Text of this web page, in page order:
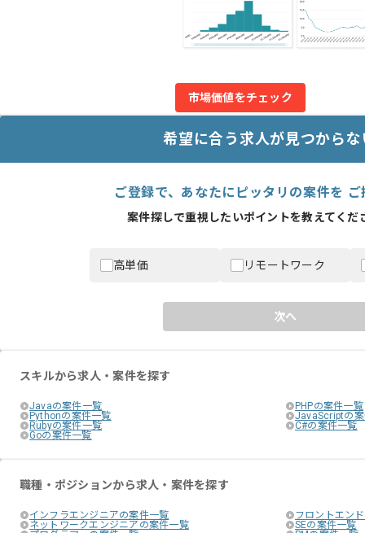
市場価値をチェック
希望に合う求人が見つから
ご登録で、あなたにピッタリの案件を
案件探しで重視したいポイントを教えてくだ
高単価 リモートワーク
次へ
スキルから求人・案件を探す
Javaの案件一覧
PHPの案件一覧
Pythonの案件一覧
JavaScriptの
Rubyの案件一覧
C#の案件一覧
Goの案件一覧
職種・ポジションから求人・案件を探す
インフラエンジニアの案件一覧
フロントエン
ネットワークエンジニアの案件一覧
SEの案件一覧